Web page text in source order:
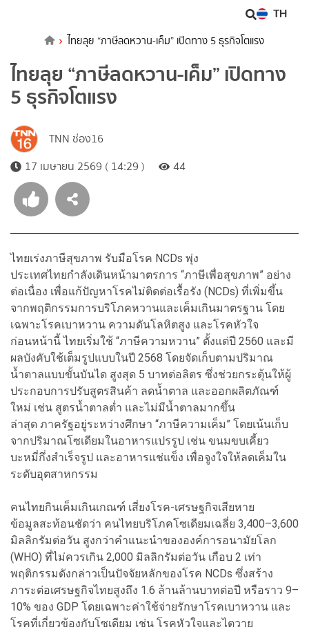
TH
ไทยลุย “ภาษีลดหวาน-เค็ม” เปิดทาง 5 ธุรกิจโตแรง
ไทยลุย “ภาษีลดหวาน-เค็ม” เปิดทาง
5 ธุรกิจโตแรง
TNN ช่อง16
17 เมษายน 2569 ( 14:29 )
44
ไทยเร่งภาษีสุขภาพ รับมือโรค NCDs พุ่ง
ประเทศไทยกำลังเดินหน้ามาตรการ “ภาษีเพื่อสุขภาพ” อย่าง
ต่อเนื่อง เพื่อแก้ปัญหาโรคไม่ติดต่อเรื้อรัง (NCDs) ที่เพิ่มขึ้น
จากพฤติกรรมการบริโภคหวานและเค็มเกินมาตรฐาน โดย
เฉพาะโรคเบาหวาน ความดันโลหิตสูง และโรคหัวใจ
ก่อนหน้านี้ ไทยเริ่มใช้ “ภาษีความหวาน” ตั้งแต่ปี 2560 และมี
ผลบังคับใช้เต็มรูปแบบในปี 2568 โดยจัดเก็บตามปริมาณ
น้ำตาลแบบขั้นบันได สูงสุด 5 บาทต่อลิตร ซึ่งช่วยกระตุ้นให้ผู้
ประกอบการปรับสูตรสินค้า ลดน้ำตาล และออกผลิตภัณฑ์
ใหม่ เช่น สูตรน้ำตาลต่ำ และไม่มีน้ำตาลมากขึ้น
ล่าสุด ภาครัฐอยู่ระหว่างศึกษา “ภาษีความเค็ม” โดยเน้นเก็บ
จากปริมาณโซเดียมในอาหารแปรรูป เช่น ขนมขบเคี้ยว
บะหมี่กึ่งสำเร็จรูป และอาหารแช่แข็ง เพื่อจูงใจให้ลดเค็มใน
ระดับอุตสาหกรรม
คนไทยกินเค็มเกินเกณฑ์ เสี่ยงโรค-เศรษฐกิจเสียหาย
ข้อมูลสะท้อนชัดว่า คนไทยบริโภคโซเดียมเฉลี่ย 3,400–3,600
มิลลิกรัมต่อวัน สูงกว่าคำแนะนำขององค์การอนามัยโลก
(WHO) ที่ไม่ควรเกิน 2,000 มิลลิกรัมต่อวัน เกือบ 2 เท่า
พฤติกรรมดังกล่าวเป็นปัจจัยหลักของโรค NCDs ซึ่งสร้าง
ภาระต่อเศรษฐกิจไทยสูงถึง 1.6 ล้านล้านบาทต่อปี หรือราว 9–
10% ของ GDP โดยเฉพาะค่าใช้จ่ายรักษาโรคเบาหวาน และ
โรคที่เกี่ยวข้องกับโซเดียม เช่น โรคหัวใจและไตวาย